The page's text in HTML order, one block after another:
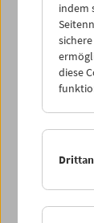
Preis:
Zur
U.S.
Eine
indem
diese